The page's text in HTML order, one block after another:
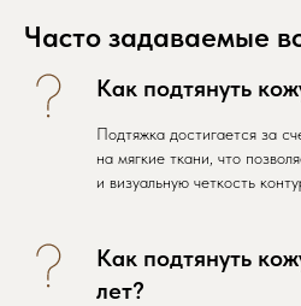
Часто задаваемые
Как подтянуть
Подтяжка достигается за
на мягкие ткани, что
и визуальную четкость
Как подтянуть
лет?